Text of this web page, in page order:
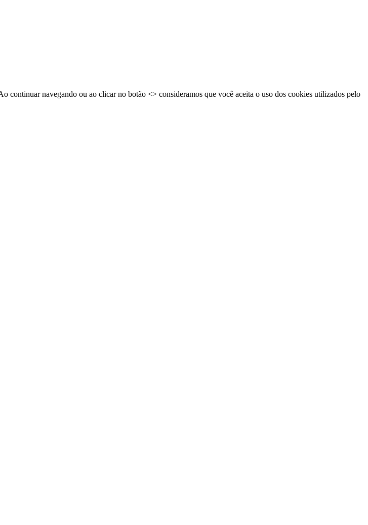
continuar navegando ou ao clicar no botão <> consideramos que você aceita o uso dos cookies utilizados pelo